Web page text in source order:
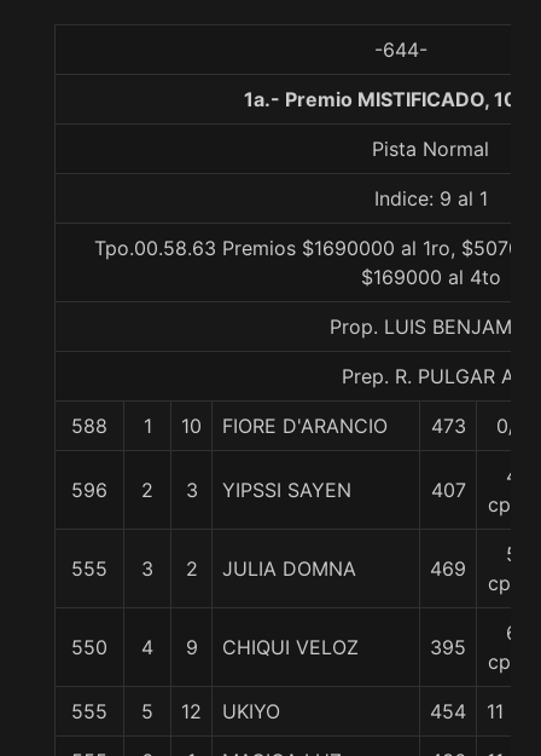
-644-
1a.- Premio MISTIFICADO,
Pista Normal
Indice: 9 al 1
Tpo.00.58.63 Premios $1690000 al 1ro,
$169000 al 4to
Prop. LUIS BENJAMIN
Prep. R. PULGAR A.
588 1 10 FIORE D'ARANCIO 473 0/0
596 2 3 YIPSSI SAYEN 407
4
cpos.
555 3 2 JULIA DOMNA 469
5
cpos.
550 4 9 CHIQUI VELOZ 395
6
cpos.
555 5 12 UKIYO 454 11 1/4